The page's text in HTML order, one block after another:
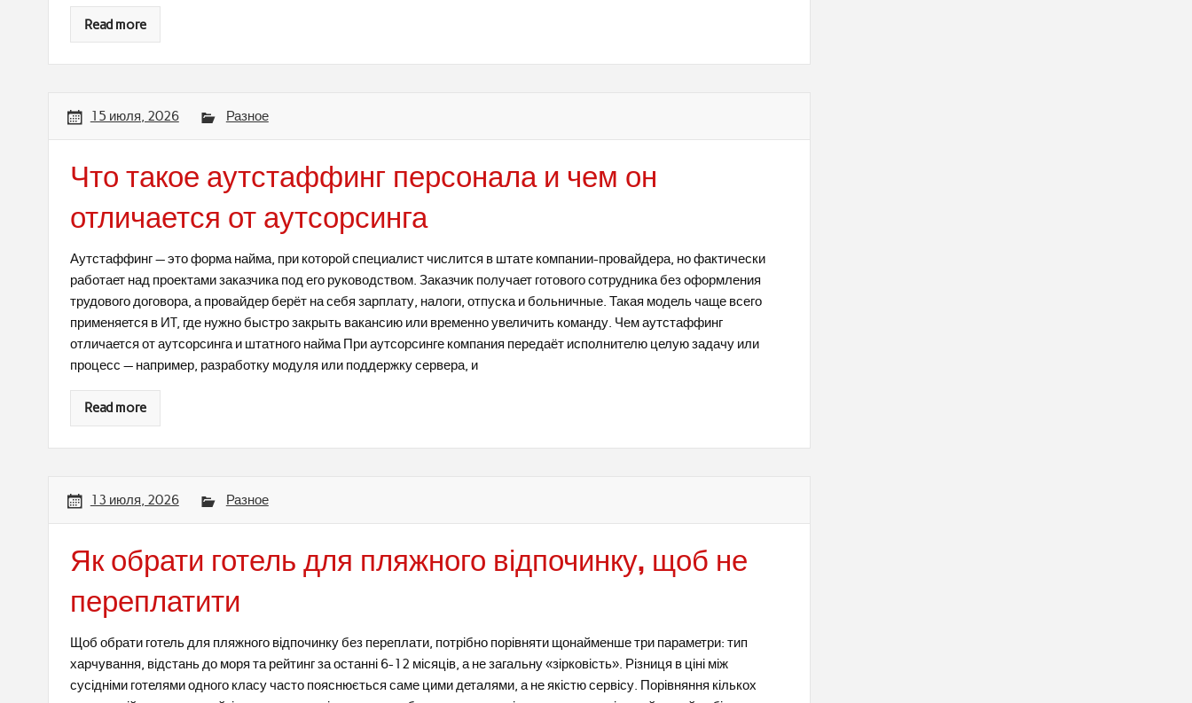
Read more
15 июля, 2026 Разное
Что такое аутстаффинг персонала и чем он
отличается от аутсорсинга
Аутстаффинг — это форма найма, при которой специалист числится в штате компании-провайдера, но фактически
работает над проектами заказчика под его руководством. Заказчик получает готового сотрудника без оформления
трудового договора, а провайдер берёт на себя зарплату, налоги, отпуска и больничные. Такая модель чаще всего
применяется в ИT, где нужно быстро закрыть вакансию или временно увеличить команду. Чем аутстаффинг
отличается от аутсорсинга и штатного найма При аутсорсинге компания передаёт исполнителю целую задачу или
процесс — например, разработку модуля или поддержку сервера, и
Read more
13 июля, 2026 Разное
Як обрати готель для пляжного відпочинку, щоб не
переплатити
Щоб обрати готель для пляжного відпочинку без переплати, потрібно порівняти щонайменше три параметри: тип
харчування, відстань до моря та рейтинг за останні 6-12 місяців, а не загальну «зірковість». Різниця в ціні між
сусідніми готелями одного класу часто пояснюється саме цими деталями, а не якістю сервісу. Порівняння кількох